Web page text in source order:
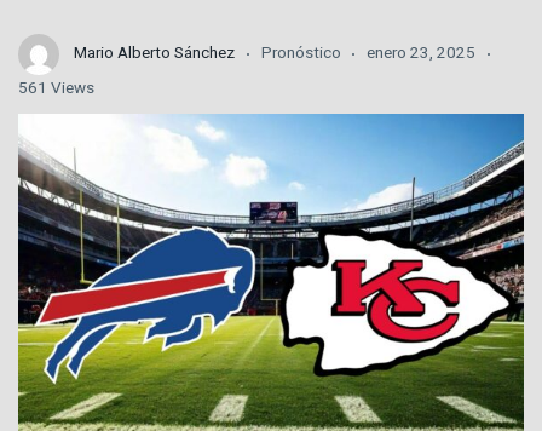
Mario Alberto Sánchez Pronóstico
enero 23, 2025
561 Views